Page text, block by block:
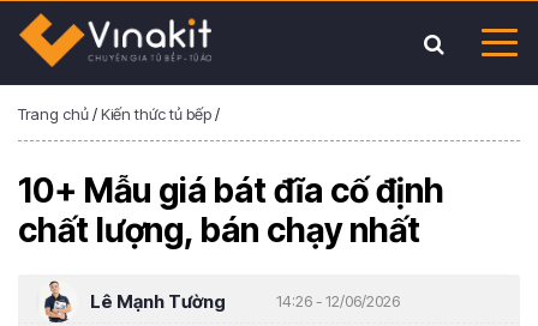
Trang chủ/Kiến thức tủ bếp/
10+ Mẫu giá bát đĩa cố định
chất lượng, bán chạy nhất
Lê Mạnh Tường 14:26 - 12/06/2026